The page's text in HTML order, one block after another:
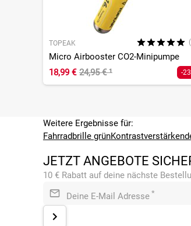
TOPEAK
Micro Airbooster CO2-Minipumpe
18,99 € 24,95 €¹ -
Weitere Ergebnisse für:
Fahrradbrille grün
JETZT ANGEBOTE
10 € Rabatt auf deine nächste
Deine E-Mail Adresse *